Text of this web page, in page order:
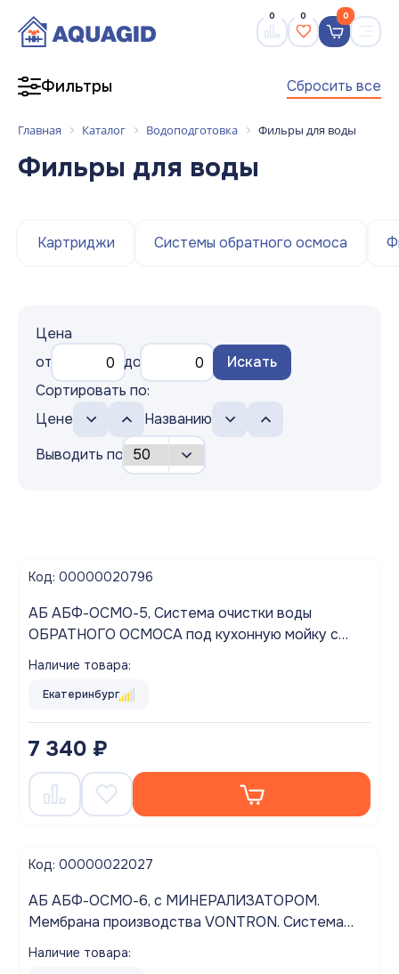
0 0 0
Фильтры Сбросить все
Главная Каталог Водоподготовка Фильры для воды
Фильры для воды
Картриджи Системы обратного осмоса
Цена
от
до
Искать
Сортировать по:
Цене
Названию
Выводить по
Код: 00000020796
АБ АБФ-ОСМО-5, Система очистки воды
ОБРАТНОГО ОСМОСА под кухонную мойку с
отдельным краном.
Наличие товара:
Екатеринбург
7 340 ₽
Код: 00000022027
АБ АБФ-ОСМО-6, с МИНЕРАЛИЗАТОРОМ.
Мембрана производства VONTRON. Система
очистки воды ОБРАТНОГО ОСМОСА под
Наличие товара: